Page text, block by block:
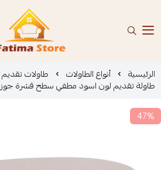
فاطمة ستور Fatima Store
الرئيسية أنواع الطاولات طاولات تقديم
طاولة تقديم لون اسود مطفي سطح قشرة جوز
47%